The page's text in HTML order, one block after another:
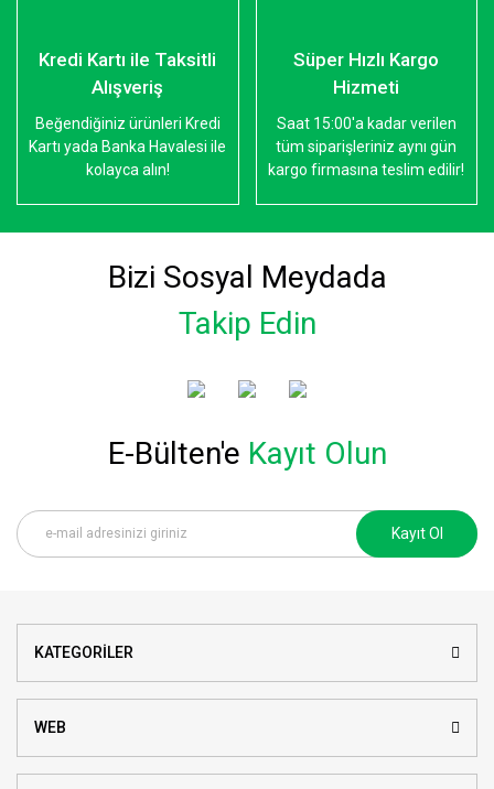
Kredi Kartı ile Taksitli
Alışveriş
Beğendiğiniz ürünleri Kredi
Kartı yada Banka Havalesi ile
kolayca alın!
Süper Hızlı Kargo
Hizmeti
Saat 15:00'a kadar verilen
tüm siparişleriniz aynı gün
kargo firmasına teslim edilir!
Bizi Sosyal Meydada
Takip Edin
E-Bülten'e Kayıt Olun
Kayıt Ol
KATEGORİLER
WEB